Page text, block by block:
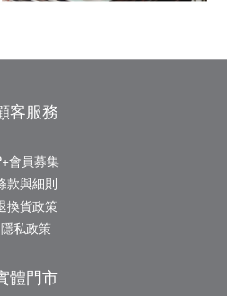
客服務
會員募集
款與細則
換貨政策
隱私政策
體門市